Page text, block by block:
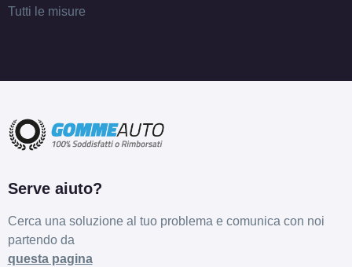
Tutti le misure
Serve aiuto?
Cerca una soluzione al tuo problema e comunica con noi
partendo da
questa pagina